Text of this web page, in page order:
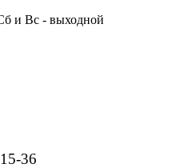
и Вс - выходной
36